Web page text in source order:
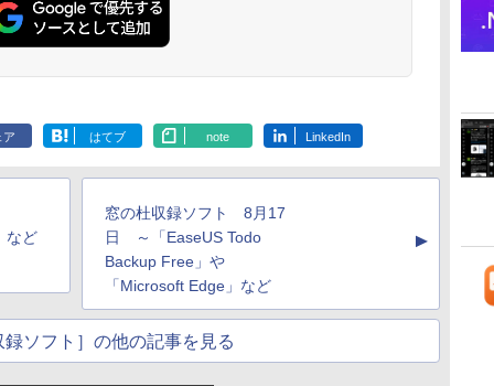
Air(M5)|ダウンロー
ド版
ア はてブ note LinkedIn
など
窓の杜収録ソフト 8月17
日 ～「EaseUS Todo
Backup Free」や
「Microsoft Edge」など
▲
録ソフト］の他の記事を見る